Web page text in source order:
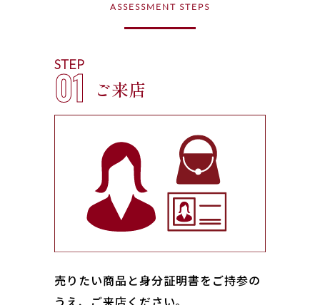
ASSESSMENT STEPS
STEP
01 ご来店
売りたい商品と身分証明書をご持参の
うえ、ご来店ください｡